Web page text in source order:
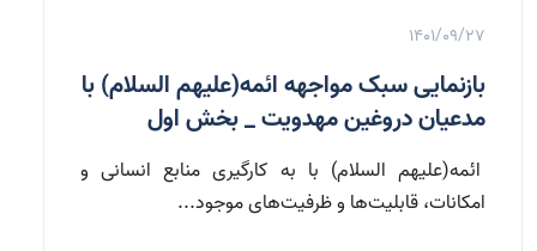
1401/09/27
بازنمایی سبک مواجهه ائمه(علیهم السلام) با
مدعیان دروغین مهدویت _ بخش اول
ائمه(علیهم السلام) با به کارگیری منابع انسانی و
امکانات، قابلیت‌ها و ظرفیت‌های موجود...